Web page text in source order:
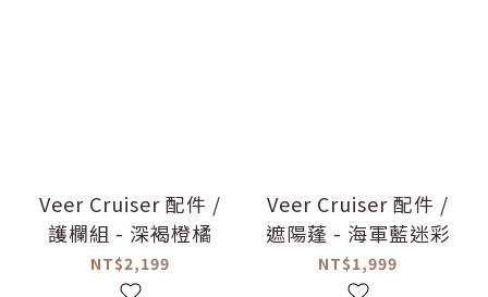
Veer Cruiser 配件 /
護欄組 - 深褐橙橘
NT$2,199
Veer Cruiser 配件 /
遮陽蓬 - 海軍藍迷彩
NT$1,999